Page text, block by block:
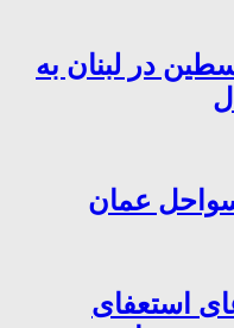
در لبنان به
سواحل عمان
استعفای